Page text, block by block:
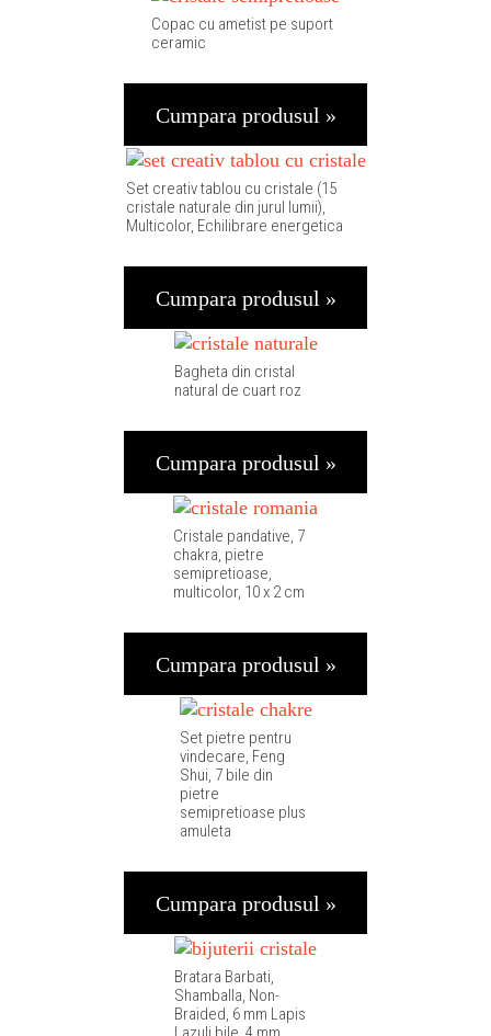
Copac cu ametist pe suport
ceramic
Cumpara produsul »
Set creativ tablou cu cristale (15
cristale naturale din jurul lumii),
Multicolor, Echilibrare energetica
Cumpara produsul »
Bagheta din cristal
natural de cuart roz
Cumpara produsul »
Cristale pandative, 7
chakra, pietre
semipretioase,
multicolor, 10 x 2 cm
Cumpara produsul »
Set pietre pentru
vindecare, Feng
Shui, 7 bile din
pietre
semipretioase plus
amuleta
Cumpara produsul »
Bratara Barbati,
Shamballa, Non-
Braided, 6 mm Lapis